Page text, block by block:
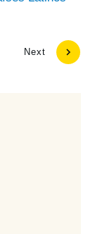
Next